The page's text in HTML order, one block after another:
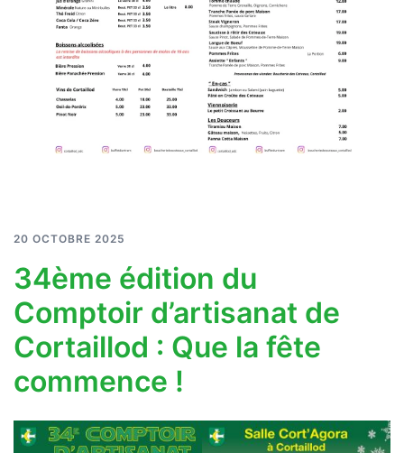
20 OCTOBRE 2025
34ème édition du
Comptoir d’artisanat de
Cortaillod : Que la fête
commence !